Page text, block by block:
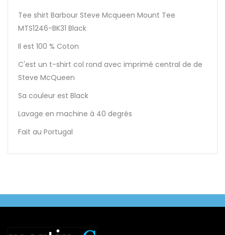
Tee shirt Barbour Steve Mcqueen Mount Tee
MTS1246-BK31 Black
Il est 100 % Coton
C'est un t-shirt col rond avec imprimé central de de
Steve McQueen
Sa couleur est Black
Lavage en machine à 40 degrés
Fait au Portugal